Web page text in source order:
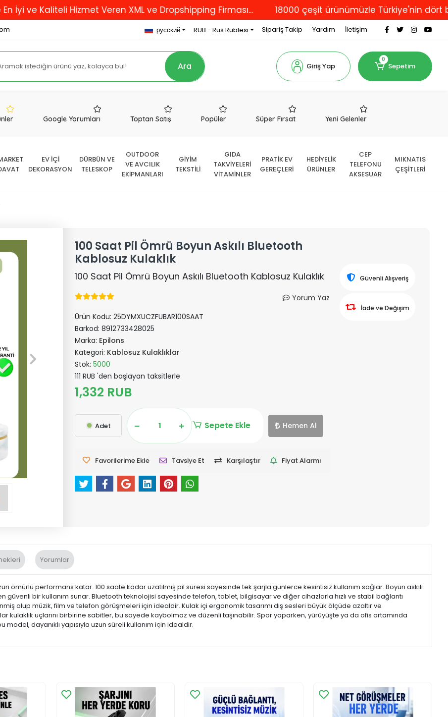
Hizmet Veren XML ve Dropshipping Firması... 18000 çeşit ürünümüzle Türkiye'nin dört bir
русский RUB - Rus Rublesi Sipariş Takip Yardım İletişim
Ara Giriş Yap
0
Sepetim
Google Yorumları Toptan Satış Popüler Süper Fırsat Yeni Gelenler
EV İÇİ
DEKORASYON
DÜRBÜN VE
TELESKOP
OUTDOOR
VE AVCILIK
EKİPMANLARI
GİYİM
TEKSTİLİ
GIDA
TAKVİYELERİ
VİTAMİNLER
PRATİK EV
GEREÇLERİ
HEDİYELİK
ÜRÜNLER
CEP
TELEFONU
AKSESUAR
MIKNATIS
ÇEŞİTLERİ
100 Saat Pil Ömrü Boyun Askılı Bluetooth
Kablosuz Kulaklık
100 Saat Pil Ömrü Boyun Askılı Bluetooth Kablosuz Kulaklık
Yorum Yaz
Ürün Kodu:25DYMXUCZFUBAR100SAAT
Barkod:8912733428025
Marka: Epilons
Kategori: Kablosuz Kulaklıklar
Stok:5000
111 RUB 'den başlayan taksitlerle
1,332 RUB
Adet Sepete Ekle Hemen Al
Favorilerime Ekle Tavsiye Et Karşılaştır Fiyat Alarmı
Güvenli Alışveriş
İade ve Değişim
Yorumlar
ömürlü performans katar. 100 saate kadar uzatılmış pil süresi sayesinde tek şarjla günlerce kesintisiz kullanım sağlar. Boyun askılı
güvenli bir kullanım sunar. Bluetooth teknolojisi sayesinde telefon, tablet, bilgisayar ve diğer cihazlarla hızlı ve stabil bağlantı
olup müzik, film ve telefon görüşmeleri için idealdir. Kulak içi ergonomik tasarımı dış sesleri büyük ölçüde azaltır ve
kulaklık uçlarını birbirine sabitler, bu sayede kaybolmaz ve düzenli taşınabilir. Spor yaparken, yürüyüşte ya da ofis ortamında
model, dayanıklı yapısıyla uzun süreli kullanım için idealdir.